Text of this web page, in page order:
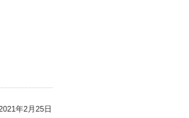
年2月25日